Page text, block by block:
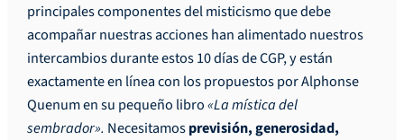
principales componentes del misticismo que debe
acompañar nuestras acciones han alimentado nuestros
intercambios durante estos 10 días de CGP, y están
exactamente en línea con los propuestos por Alphonse
Quenum en su pequeño libro«La mística del
sembrador». Necesitamosprevisión, generosidad,